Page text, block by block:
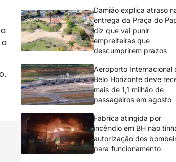
Damião explica atraso
entrega da Praça do
diz que vai punir
empreiteiras que
descumprirem prazos
Aeroporto Internacional
Belo Horizonte deve
mais de 1,1 milhão de
passageiros em agosto
Fábrica atingida por
incêndio em BH não
autorização dos
para funcionamento